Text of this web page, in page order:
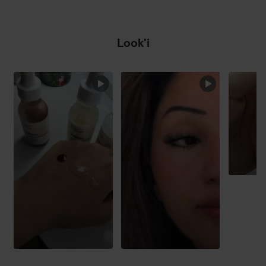
wrażliwość skóry na słońce, a w szczególności możliwość
wystąpienia oparzeń słonecznych. Podczas stosowania
stosować filtr przeciwsłoneczny, nosić odzież ochronną i
ograniczyć ekspozycję na słońce. Stosować tylko zgodnie
z zaleceniami. Kontakt produktu ze skórą musi mieć
ograniczoną częstotliwość lub czas trwania).
Proszę zapoznać się z dodatkową informacją o ochronie
przeciwsłonecznej i innymi ostrzeżeniami w podanych
Look'i
POMIŃ SEKCJĘ